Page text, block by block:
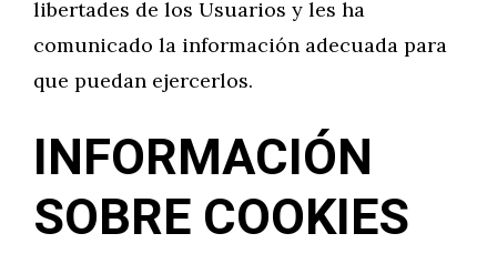
libertades de los Usuarios y les ha
comunicado la información adecuada para
que puedan ejercerlos.
INFORMACIÓN
SOBRE COOKIES